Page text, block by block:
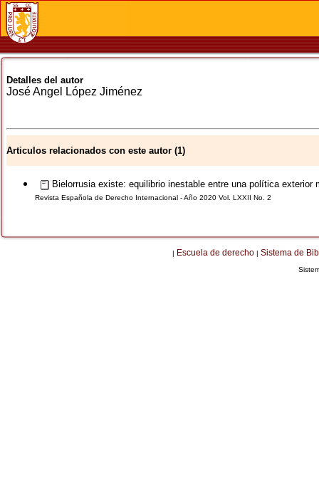
Detalles del autor
José Angel López Jiménez
Articulos relacionados con este autor (1)
Bielorrusia existe: equilibrio inestable entre una política
Revista Española de Derecho Internacional - Año 2020 Vol. LXXII No. 2
| Escuela de derecho | Sistema de